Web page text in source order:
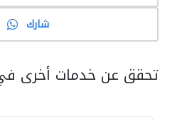
شارك
تحقق عن خدمات أخرى في